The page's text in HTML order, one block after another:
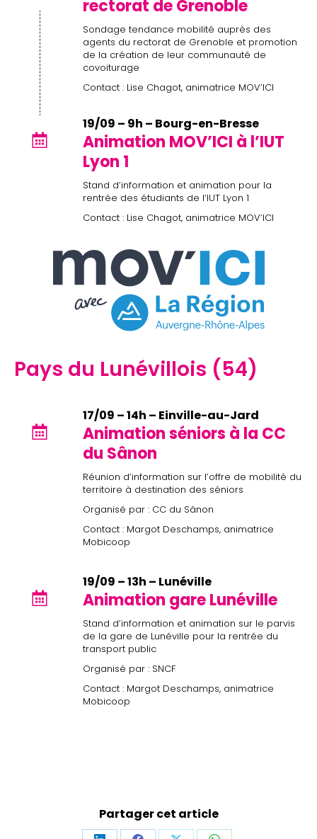
rectorat de Grenoble
Sondage tendance mobilité auprès des
agents du rectorat de Grenoble et promotion
de la création de leur communauté de
covoiturage
Contact : Lise Chagot, animatrice MOV’ICI
19/09 – 9h – Bourg-en-Bresse
Animation MOV’ICI à l’IUT
Lyon 1
Stand d’information et animation pour la
rentrée des étudiants de l’IUT Lyon 1
Contact : Lise Chagot, animatrice MOV’ICI
Pays du Lunévillois (54)
17/09 – 14h – Einville-au-Jard
Animation séniors à la CC
du Sânon
Réunion d’information sur l’offre de mobilité du
territoire à destination des séniors
Organisé par : CC du Sânon
Contact : Margot Deschamps, animatrice
Mobicoop
19/09 – 13h – Lunéville
Animation gare Lunéville
Stand d’information et animation sur le parvis
de la gare de Lunéville pour la rentrée du
transport public
Organisé par : SNCF
Contact : Margot Deschamps, animatrice
Mobicoop
Partager cet article